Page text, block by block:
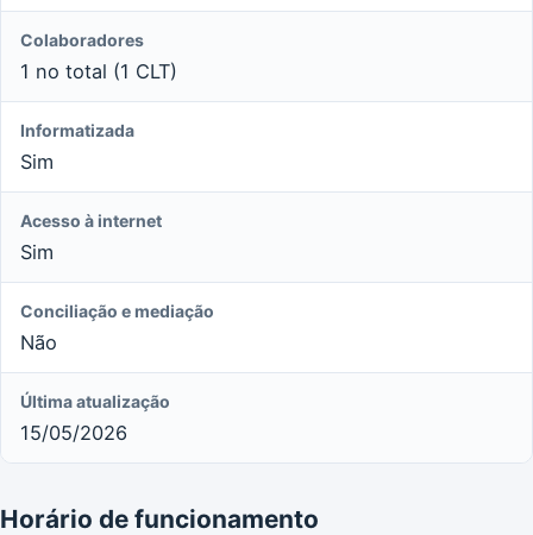
Colaboradores
1 no total (1 CLT)
Informatizada
Sim
Acesso à internet
Sim
Conciliação e mediação
Não
Última atualização
15/05/2026
Horário de funcionamento